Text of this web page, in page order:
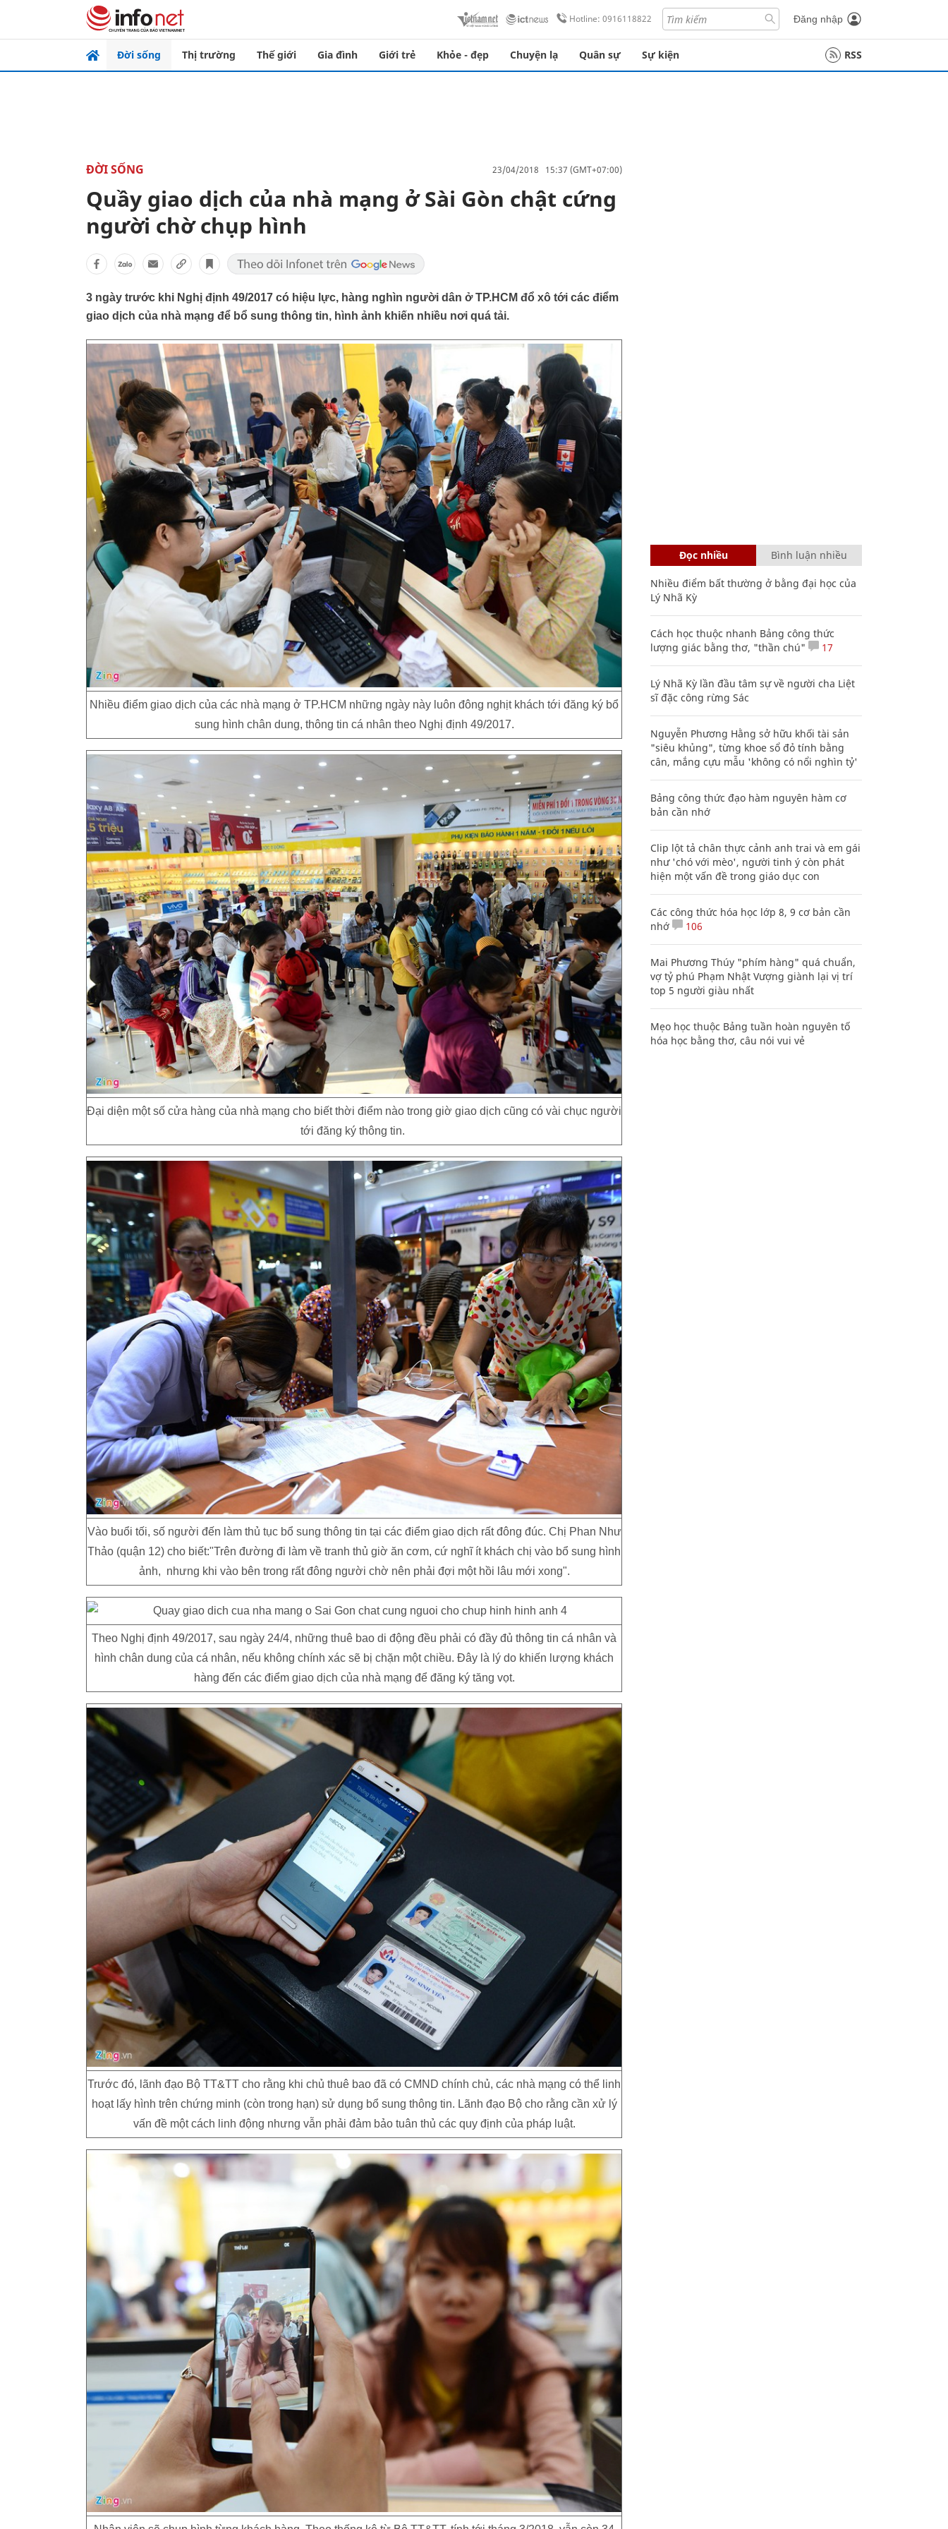
Hotline: 0916118822 Đăng nhập
Đời sống Thị trường Thế giới Gia đình Giới trẻ Khỏe - đẹp Chuyện lạ Quân sự Sự kiện RSS
ĐỜI SỐNG 23/04/2018 15:37 (GMT+07:00)
Quầy giao dịch của nhà mạng ở Sài Gòn chật cứng
người chờ chụp hình
3 ngày trước khi Nghị định 49/2017 có hiệu lực, hàng nghìn người dân ở TP.HCM đổ xô tới các điểm
giao dịch của nhà mạng để bổ sung thông tin, hình ảnh khiến nhiều nơi quá tải.
Nhiều điểm giao dịch của các nhà mạng ở TP.HCM những ngày này luôn đông nghịt khách tới đăng ký bổ
sung hình chân dung, thông tin cá nhân theo Nghị định 49/2017.
Đại diện một số cửa hàng của nhà mạng cho biết thời điểm nào trong giờ giao dịch cũng có vài chục người
tới đăng ký thông tin.
Vào buổi tối, số người đến làm thủ tục bổ sung thông tin tại các điểm giao dịch rất đông đúc. Chị Phan Như
Thảo (quận 12) cho biết:"Trên đường đi làm về tranh thủ giờ ăn cơm, cứ nghĩ ít khách chị vào bổ sung hình
ảnh, nhưng khi vào bên trong rất đông người chờ nên phải đợi một hồi lâu mới xong".
Theo Nghị định 49/2017, sau ngày 24/4, những thuê bao di động đều phải có đầy đủ thông tin cá nhân và
hình chân dung của cá nhân, nếu không chính xác sẽ bị chặn một chiều. Đây là lý do khiến lượng khách
hàng đến các điểm giao dịch của nhà mạng để đăng ký tăng vọt.
Trước đó, lãnh đạo Bộ TT&TT cho rằng khi chủ thuê bao đã có CMND chính chủ, các nhà mạng có thể linh
hoạt lấy hình trên chứng minh (còn trong hạn) sử dụng bổ sung thông tin. Lãnh đạo Bộ cho rằng cần xử lý
vấn đề một cách linh động nhưng vẫn phải đảm bảo tuân thủ các quy định của pháp luật.
Đọc nhiều Bình luận nhiều
Nhiều điểm bất thường ở bằng đại học của
Lý Nhã Kỳ
Cách học thuộc nhanh Bảng công thức
lượng giác bằng thơ, "thần chú"
17
Lý Nhã Kỳ lần đầu tâm sự về người cha Liệt
sĩ đặc công rừng Sác
Nguyễn Phương Hằng sở hữu khối tài sản
"siêu khủng", từng khoe sổ đỏ tính bằng
cân, mắng cựu mẫu 'không có nổi nghìn tỷ'
Bảng công thức đạo hàm nguyên hàm cơ
bản cần nhớ
Clip lột tả chân thực cảnh anh trai và em gái
như 'chó với mèo', người tinh ý còn phát
hiện một vấn đề trong giáo dục con
Các công thức hóa học lớp 8, 9 cơ bản cần
nhớ
106
Mai Phương Thúy "phím hàng" quá chuẩn,
vợ tỷ phú Phạm Nhật Vượng giành lại vị trí
top 5 người giàu nhất
Mẹo học thuộc Bảng tuần hoàn nguyên tố
hóa học bằng thơ, câu nói vui vẻ